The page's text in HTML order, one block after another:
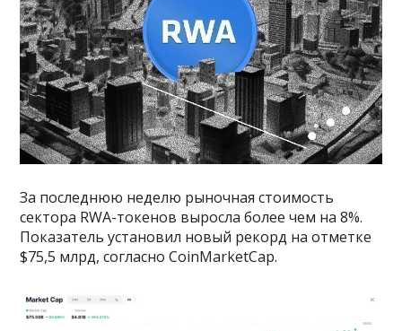
За последнюю неделю рыночная стоимость
сектора RWA-токенов выросла более чем на 8%.
Показатель установил новый рекорд на отметке
$75,5 млрд, согласно CoinMarketCap.